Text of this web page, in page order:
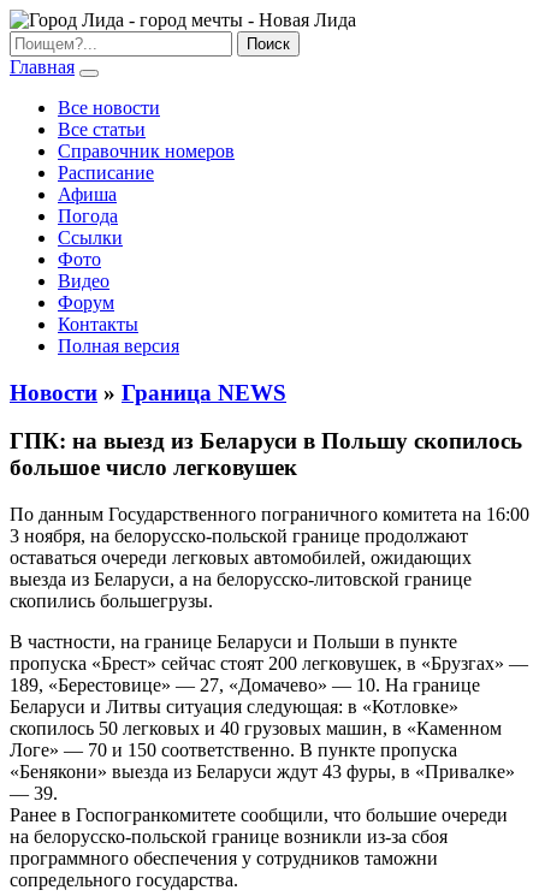
Главная
Все новости
Все статьи
Справочник номеров
Расписание
Афиша
Погода
Ссылки
Фото
Видео
Форум
Контакты
Полная версия
Новости » Граница NEWS
ГПК: на выезд из Беларуси в Польшу скопилось
большое число легковушек
По данным Государственного пограничного комитета на 16:00
3 ноября, на белорусско-польской границе продолжают
оставаться очереди легковых автомобилей, ожидающих
выезда из Беларуси, а на белорусско-литовской границе
скопились большегрузы.
В частности, на границе Беларуси и Польши в пункте
пропуска «Брест» сейчас стоят 200 легковушек, в «Брузгах» —
189, «Берестовице» — 27, «Домачево» — 10. На границе
Беларуси и Литвы ситуация следующая: в «Котловке»
скопилось 50 легковых и 40 грузовых машин, в «Каменном
Логе» — 70 и 150 соответственно. В пункте пропуска
«Бенякони» выезда из Беларуси ждут 43 фуры, в «Привалке»
— 39.
Ранее в Госпогранкомитете сообщили, что большие очереди
на белорусско-польской границе возникли из-за сбоя
программного обеспечения у сотрудников таможни
сопредельного государства.